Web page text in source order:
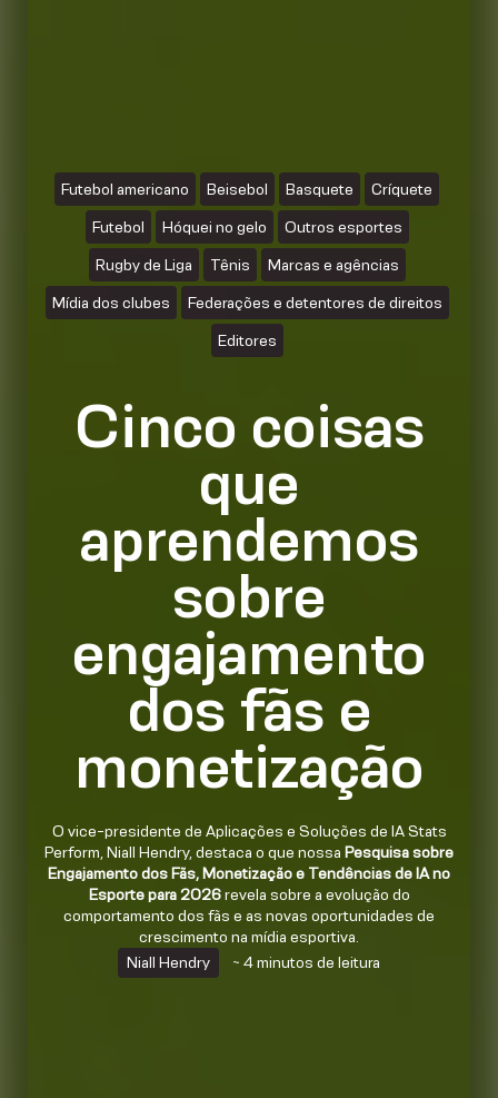
Futebol americano Beisebol Basquete Críquete
Futebol Hóquei no gelo Outros esportes
Rugby de Liga Tênis Marcas e agências
Mídia dos clubes Federações e detentores de direitos
Editores
Cinco coisas
que
aprendemos
sobre
engajamento
dos fãs e
monetização
O vice-presidente de Aplicações e Soluções de IA Stats
Perform, Niall Hendry, destaca o que nossa Pesquisa sobre
Engajamento dos Fãs, Monetização e Tendências de IA no
Esporte para 2026revela sobre a evolução do
comportamento dos fãs e as novas oportunidades de
crescimento na mídia esportiva.
Niall Hendry
~ 4 minutos de leitura